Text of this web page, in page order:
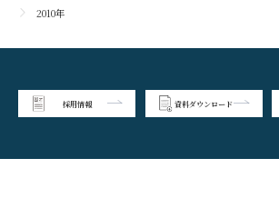
2010年
採用情報 資料ダウンロード